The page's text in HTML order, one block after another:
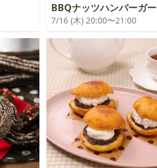
BBQナッツハンバーガー
7/16 (木) 20:00〜21:00